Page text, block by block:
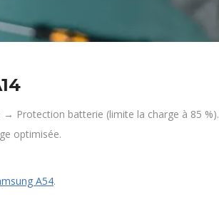
Protection batterie (limite la charge à 85 %).
optimisée.
A54.